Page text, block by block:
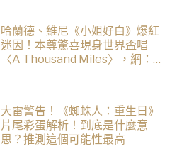
哈蘭德、維尼《小姐好白》爆紅
迷因！本尊驚喜現身世界盃唱
〈A Thousand Miles〉，網：文
大雷警告！《蜘蛛人：重生日》
片尾彩蛋解析！到底是什麼意
思？推測這個可能性最高